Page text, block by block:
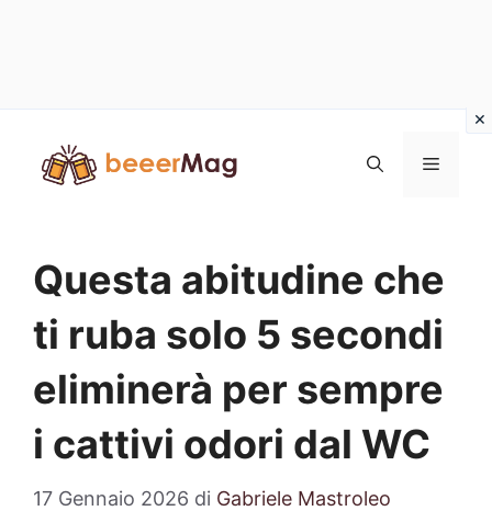
contenuto
Menu
Questa abitudine che
ti ruba solo 5 secondi
eliminerà per sempre
i cattivi odori dal WC
17 Gennaio 2026 di Gabriele Mastroleo